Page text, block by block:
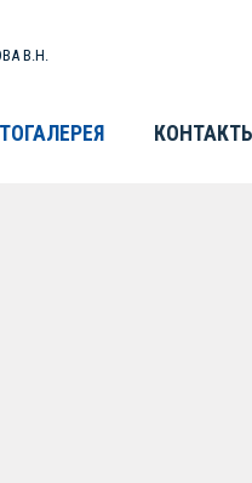
В.Н.
КОНТАКТЫ